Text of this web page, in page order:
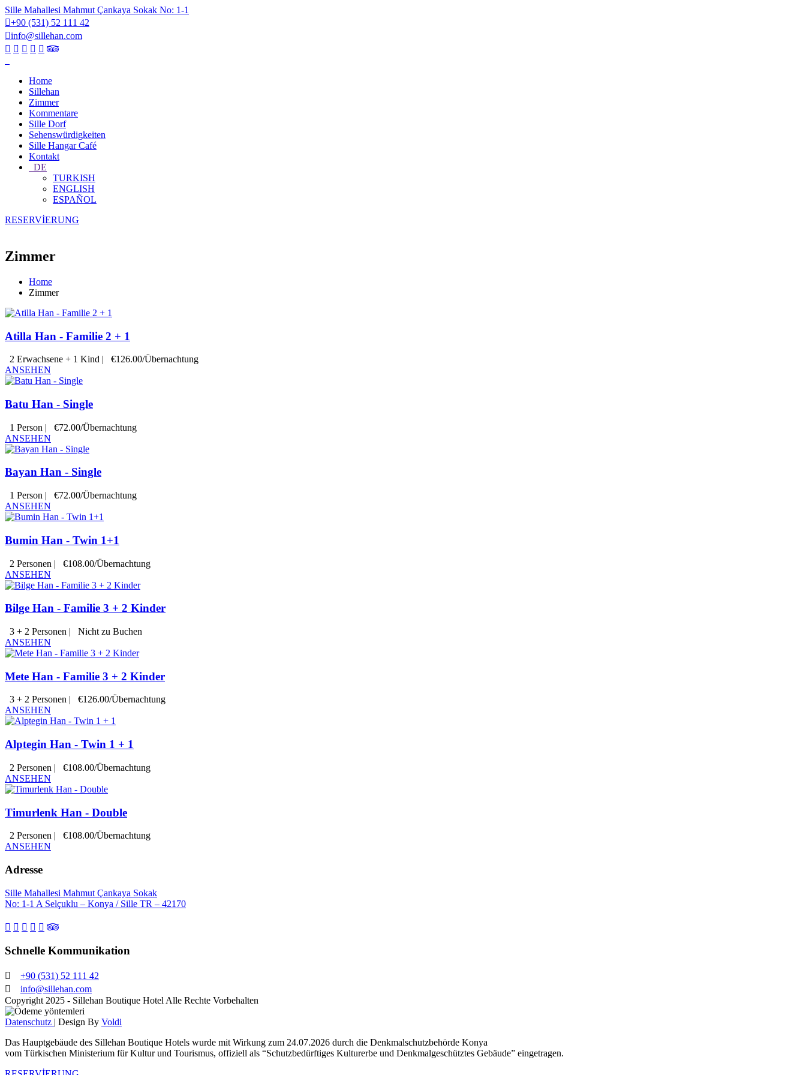
Sille Mahallesi Mahmut Çankaya Sokak No: 1-1
+90 (531) 52 111 42
info@sillehan.com
Home
Sillehan
Zimmer
Kommentare
Sille Dorf
Sehenswürdigkeiten
Sille Hangar Café
Kontakt
DE
TURKISH
ENGLISH
ESPAÑOL
RESERVİERUNG
Zimmer
Home
Zimmer
Atilla Han - Familie 2 + 1
2 Erwachsene + 1 Kind |
€126.00/Übernachtung
ANSEHEN
Batu Han - Single
1 Person |
€72.00/Übernachtung
ANSEHEN
Bayan Han - Single
1 Person |
€72.00/Übernachtung
ANSEHEN
Bumin Han - Twin 1+1
2 Personen |
€108.00/Übernachtung
ANSEHEN
Bilge Han - Familie 3 + 2 Kinder
3 + 2 Personen |
Nicht zu Buchen
ANSEHEN
Mete Han - Familie 3 + 2 Kinder
3 + 2 Personen |
€126.00/Übernachtung
ANSEHEN
Alptegin Han - Twin 1 + 1
2 Personen |
€108.00/Übernachtung
ANSEHEN
Timurlenk Han - Double
2 Personen |
€108.00/Übernachtung
ANSEHEN
Adresse
Sille Mahallesi Mahmut Çankaya Sokak
No: 1-1 A Selçuklu – Konya / Sille TR – 42170
Schnelle Kommunikation
+90 (531) 52 111 42
info@sillehan.com
Copyright 2025 - Sillehan Boutique Hotel Alle Rechte Vorbehalten
Datenschutz | Design By Voldi
Das Hauptgebäude des Sillehan Boutique Hotels wurde mit Wirkung zum 24.07.2026 durch die Denkmalschutzbehörde Konya
vom Türkischen Ministerium für Kultur und Tourismus, offiziell als “Schutzbedürftiges Kulturerbe und Denkmalgeschütztes Gebäude” eingetragen.